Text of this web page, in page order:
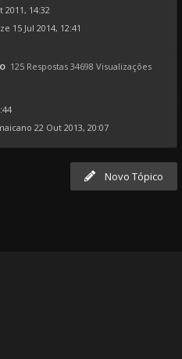
2011, 14:32
15 Jul 2014, 12:41
125 Respostas 34698 Visualizações
22 Out 2013, 20:07
Novo Tópico